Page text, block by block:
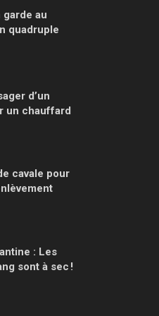
au
quadruple
d’un
un chauffard
cavale pour
: Les
sont à sec !